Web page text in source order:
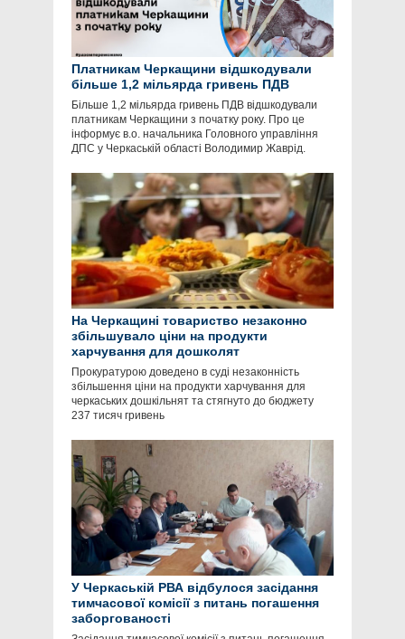
Платникам Черкащини відшкодували
більше 1,2 мільярда гривень ПДВ
Більше 1,2 мільярда гривень ПДВ відшкодували
платникам Черкащини з початку року. Про це
інформує в.о. начальника Головного управління
ДПС у Черкаській області Володимир Жаврід.
На Черкащині товариство незаконно
збільшувало ціни на продукти
харчування для дошколят
Прокуратурою доведено в суді незаконність
збільшення ціни на продукти харчування для
черкаських дошкільнят та стягнуто до бюджету
237 тисяч гривень
У Черкаській РВА відбулося засідання
тимчасової комісії з питань погашення
заборгованості